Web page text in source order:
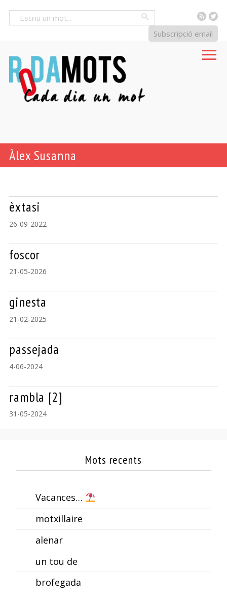
RSS
Subscripció email
Àlex Susanna
èxtasi
26-09-2022
foscor
21-05-2026
ginesta
21-02-2025
passejada
4-06-2024
rambla [2]
31-05-2024
Mots recents
Vacances…
motxillaire
alenar
un tou de
brofegada